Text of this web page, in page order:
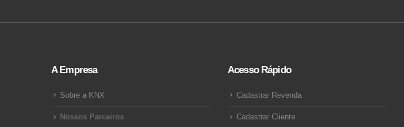
A Empresa
Sobre a KNX
Nossos Parceiros
Acesso Rápido
Cadastrar Revenda
Cadastrar Cliente